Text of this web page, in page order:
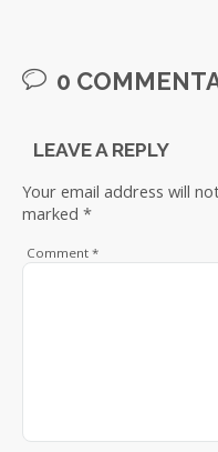
0
LEAVE A REPLY
Your email address will
marked *
Comment *